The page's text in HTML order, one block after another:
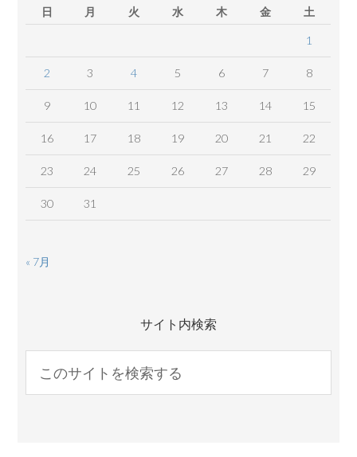
日
月 火 水 木 金 土
1
2 3 4 5 6 7 8
9 10 11 12 13 14 15
16 17 18 19 20 21 22
23 24 25 26 27 28 29
30 31
« 7月
サイト内検索